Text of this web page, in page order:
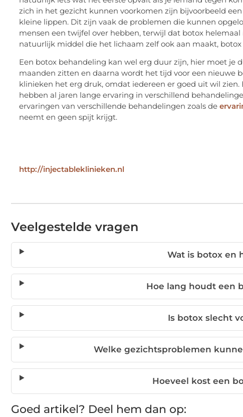
zich in het gezicht kunnen voorkomen zijn bijvoorbeeld
kleine lippen. Dit zijn vaak de problemen die kunnen
mensen een twijfel over hebben, terwijl dat botox
natuurlijk middel die het lichaam zelf ook aan maakt,
Een botox behandeling kan wel erg duur zijn, hier moet je
maanden zitten en daarna wordt het tijd voor een nieuwe
klinieken het erg druk, omdat iedereen er goed uit wil zien.
hebben al jaren lange ervaring in verschillend
ervaringen van verschillende behandelingen zoals de
neemt en geen spijt krijgt.
http://injectableklinieken.nl
Veelgestelde vragen
Wat is botox en
Hoe lang houdt een
Is botox slecht
Welke gezichtsproblemen
Hoeveel kost een
Goed artikel? Deel hem dan op: